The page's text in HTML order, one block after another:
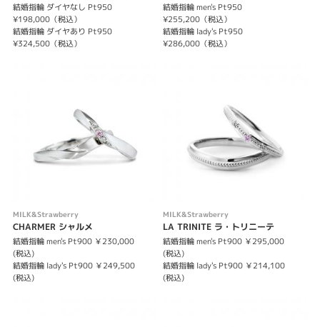
結婚指輪 ダイヤなし Pt950
¥198,000（税込）
結婚指輪 ダイヤあり Pt950
¥324,500（税込）
結婚指輪 men's Pt950
¥255,200（税込）
結婚指輪 lady's Pt950
¥286,000（税込）
MILK&Strawberry
CHARMER シャルメ
結婚指輪 men's Pt900 ￥230,000
(税込)
結婚指輪 lady's Pt900 ￥249,500
(税込)
MILK&Strawberry
LA TRINITE ラ・トリニーテ
結婚指輪 men's Pt900 ￥295,000
(税込)
結婚指輪 lady's Pt900 ￥214,100
(税込)